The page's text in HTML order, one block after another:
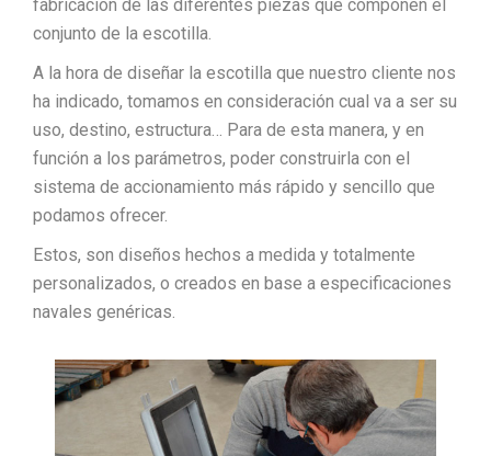
fabricación de las diferentes piezas que componen el
conjunto de la escotilla.
A la hora de diseñar la escotilla que nuestro cliente nos
ha indicado, tomamos en consideración cual va a ser su
uso, destino, estructura… Para de esta manera, y en
función a los parámetros, poder construirla con el
sistema de accionamiento más rápido y sencillo que
podamos ofrecer.
Estos, son diseños hechos a medida y totalmente
personalizados, o creados en base a especificaciones
navales genéricas.